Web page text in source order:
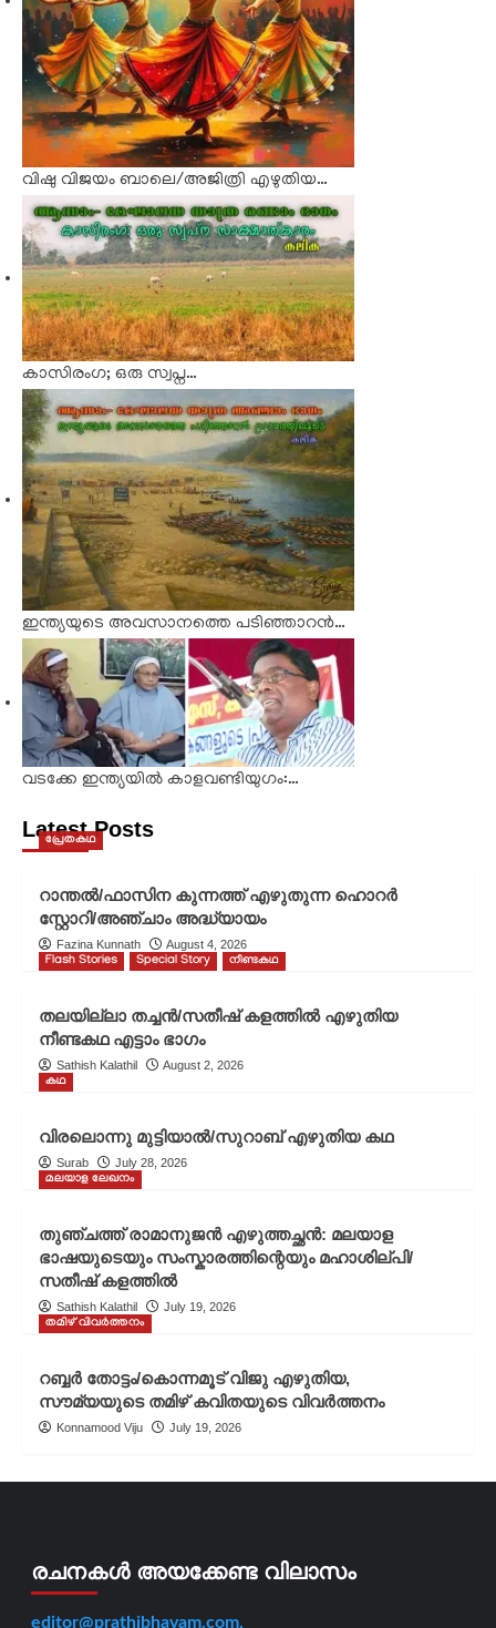
വിഷു വിജയം ബാലെ/അജിത്രി എഴുതിയ…
കാസിരംഗ; ഒരു സ്വപ്ന…
ഇന്ത്യയുടെ അവസാനത്തെ പടിഞ്ഞാറൻ…
വടക്കേ ഇന്ത്യയിൽ കാളവണ്ടിയുഗം:…
Latest Posts
പ്രേതകഥ
റാന്തൽ/ഫാസിന കുന്നത്ത് എഴുതുന്ന ഹൊറർ
സ്റ്റോറി/അഞ്ചാം അദ്ധ്യായം
Fazina Kunnath August 4, 2026
Flash Stories Special Story നീണ്ടകഥ
തലയില്ലാ തച്ചൻ/സതീഷ് കളത്തിൽ എഴുതിയ
നീണ്ടകഥ എട്ടാം ഭാഗം
Sathish Kalathil August 2, 2026
കഥ
വിരലൊന്നു മുട്ടിയാൽ/സുറാബ് എഴുതിയ കഥ
Surab July 28, 2026
മലയാള ലേഖനം
തുഞ്ചത്ത് രാമാനുജൻ എഴുത്തച്ഛൻ: മലയാള
ഭാഷയുടെയും സംസ്കാരത്തിന്റെയും മഹാശില്പി/
സതീഷ് കളത്തിൽ
Sathish Kalathil July 19, 2026
തമിഴ് വിവർത്തനം
റബ്ബർ തോട്ടം/കൊന്നമൂട് വിജു എഴുതിയ,
സൗമ്യയുടെ തമിഴ് കവിതയുടെ വിവർത്തനം
Konnamood Viju July 19, 2026
രചനകൾ അയക്കേണ്ട വിലാസം
editor@prathibhavam.com,